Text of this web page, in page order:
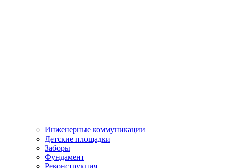
Инженерные коммуникации
Детские площадки
Заборы
Фундамент
Реконструкция